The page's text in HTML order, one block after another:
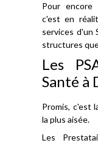
Pour encore
c'est en
services d'un
structures
Les
Santé à
Promis, c'est
la plus aisée.
Les